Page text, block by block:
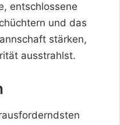
entschlossene
und das
stärken,
ausstrahlst.